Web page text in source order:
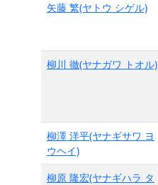
矢藤 繁(ヤトウ シゲル)
柳川 徹(ヤナガワ トオル)
柳澤 洋平(ヤナギサワ ヨ
ウヘイ)
柳原 隆宏(ヤナギハラ タ